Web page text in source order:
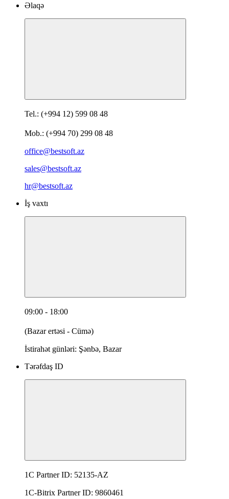
Əlaqə
Tel.: (+994 12) 599 08 48
Mob.: (+994 70) 299 08 48
office@bestsoft.az
sales@bestsoft.az
hr@bestsoft.az
İş vaxtı
09:00 - 18:00
(Bazar ertəsi - Cümə)
İstirahət günləri: Şənbə, Bazar
Tərəfdaş ID
1C Partner ID: 52135-AZ
1C-Bitrix Partner ID: 9860461